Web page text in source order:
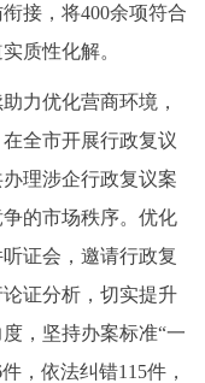
接，将400余项符合
质性化解。
力优化营商环境，
全市开展行政复议
理涉企行政复议案
的市场秩序。优化
证会，邀请行政复
证分析，切实提升
，坚持办案标准“一
，依法纠错115件，